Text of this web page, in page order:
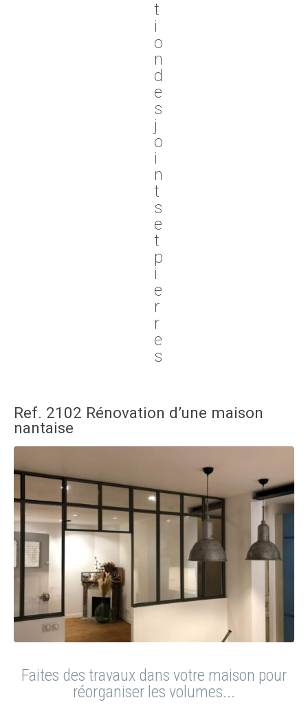
Ref. 2102 Rénovation d’une maison
nantaise
Faites des travaux dans votre maison pour
réorganiser les volumes...